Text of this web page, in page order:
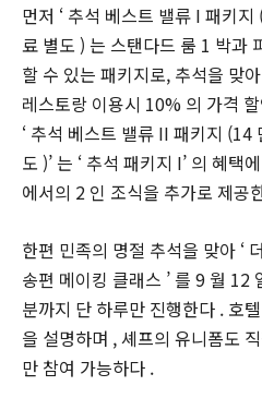
먼저 ‘ 추석 베스트 밸류 I 패키
료 별도 ) 는 스탠다드 룸 1 박과
할 수 있는 패키지로, 추석을 맞
레스토랑 이용시 10% 의 가격
‘ 추석 베스트 밸류 II 패키지 (14
도 )’ 는 ‘ 추석 패키지 I’ 의 혜택
에서의 2 인 조식을 추가로 제공
한편 민족의 명절 추석을 맞아 ‘
송편 메이킹 클래스 ’ 를 9 월
분까지 단 하루만 진행한다 . 호
을 설명하며 , 셰프의 유니폼도
만 참여 가능하다 .